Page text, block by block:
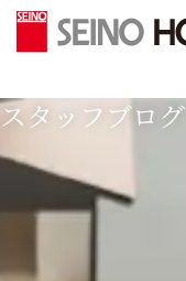
キ
スタッフブログ